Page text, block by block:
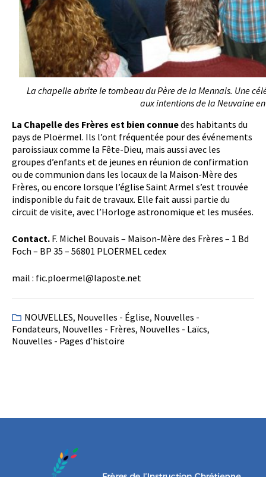
La chapelle abrite le tombeau du Père de la Mennais. Une
aux intentions de la Neuvaine
La Chapelle des Frères est bien connuedes habitants du
pays de Ploërmel. Ils l’ont fréquentée pour des événements
paroissiaux comme la Fête-Dieu, mais aussi avec les
groupes d’enfants et de jeunes en réunion de confirmation
ou de communion dans les locaux de la Maison-Mère des
Frères, ou encore lorsque l’église Saint Armel s’est trouvée
indisponible du fait de travaux. Elle fait aussi partie du
circuit de visite, avec l’Horloge astronomique et les musées.
Contact. F. Michel Bouvais – Maison-Mère des Frères – 1 Bd
Foch – BP 35 – 56801 PLOËRMEL cedex
mail : fic.ploermel@laposte.net
NOUVELLES, Nouvelles - Église, Nouvelles -
Fondateurs, Nouvelles - Frères, Nouvelles - Laïcs,
Nouvelles - Pages d'histoire